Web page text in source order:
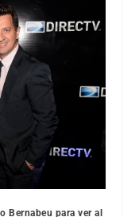
Bernabeu para ver al